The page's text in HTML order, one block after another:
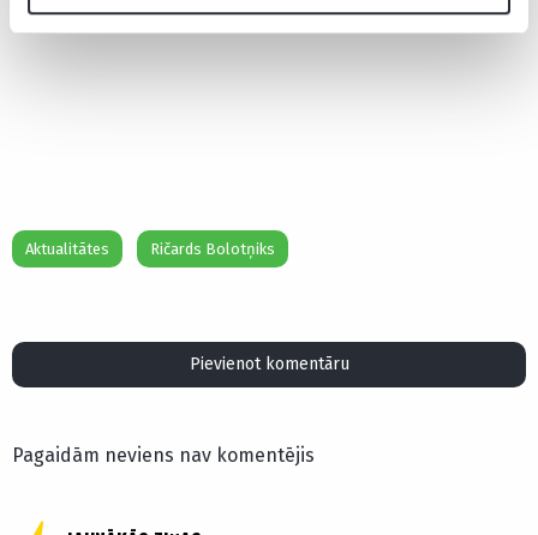
Aktualitātes Ričards Bolotņiks
Pievienot komentāru
Pagaidām neviens nav komentējis